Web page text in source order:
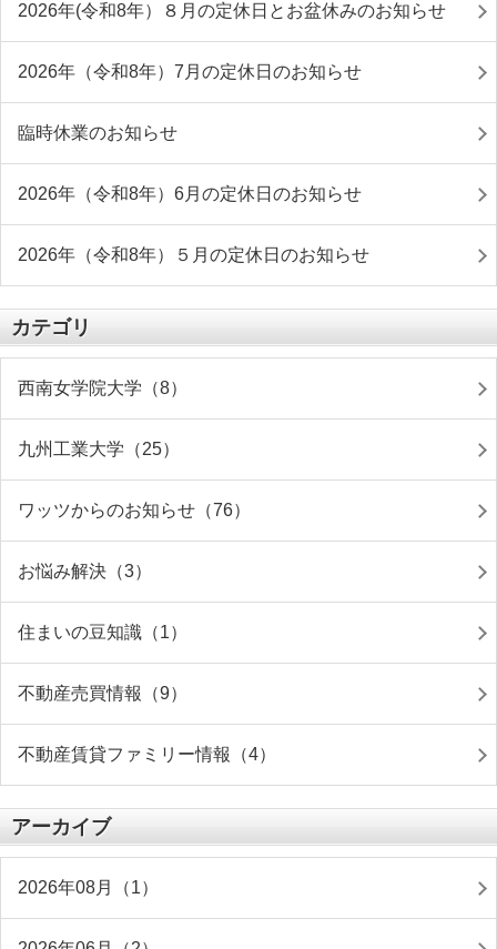
2026年(令和8年）８月の定休日とお盆休みのお知らせ
2026年（令和8年）7月の定休日のお知らせ
臨時休業のお知らせ
2026年（令和8年）6月の定休日のお知らせ
2026年（令和8年）５月の定休日のお知らせ
カテゴリ
西南女学院大学（8）
九州工業大学（25）
ワッツからのお知らせ（76）
お悩み解決（3）
住まいの豆知識（1）
不動産売買情報（9）
不動産賃貸ファミリー情報（4）
アーカイブ
2026年08月（1）